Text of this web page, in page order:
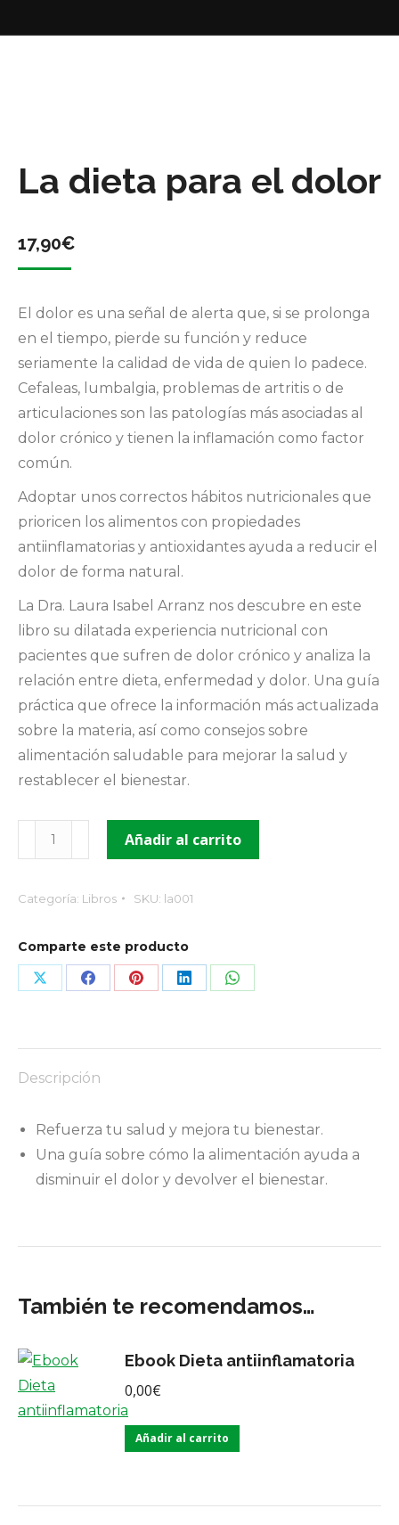
La dieta para el dolor
17,90€
El dolor es una señal de alerta que, si se prolonga
en el tiempo, pierde su función y reduce
seriamente la calidad de vida de quien lo padece.
Cefaleas, lumbalgia, problemas de artritis o de
articulaciones son las patologías más asociadas al
dolor crónico y tienen la inflamación como factor
común.
Adoptar unos correctos hábitos nutricionales que
prioricen los alimentos con propiedades
antiinflamatorias y antioxidantes ayuda a reducir el
dolor de forma natural.
La Dra. Laura Isabel Arranz nos descubre en este
libro su dilatada experiencia nutricional con
pacientes que sufren de dolor crónico y analiza la
relación entre dieta, enfermedad y dolor. Una guía
práctica que ofrece la información más actualizada
sobre la materia, así como consejos sobre
alimentación saludable para mejorar la salud y
restablecer el bienestar.
dieta
el
cantidad
Añadir al carrito
Categoría: Libros SKU: la001
Comparte este producto
CompartirCompartirCompartirCompartirCompartir
Descripción
Refuerza tu salud y mejora tu bienestar.
Una guía sobre cómo la alimentación ayuda a
disminuir el dolor y devolver el bienestar.
También te recomendamos…
Ebook Dieta antiinflamatoria
0,00€
Añadir al carrito